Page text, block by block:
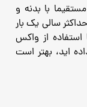
با بدنه و
سالی یک بار
از واکس
اید، بهتر است